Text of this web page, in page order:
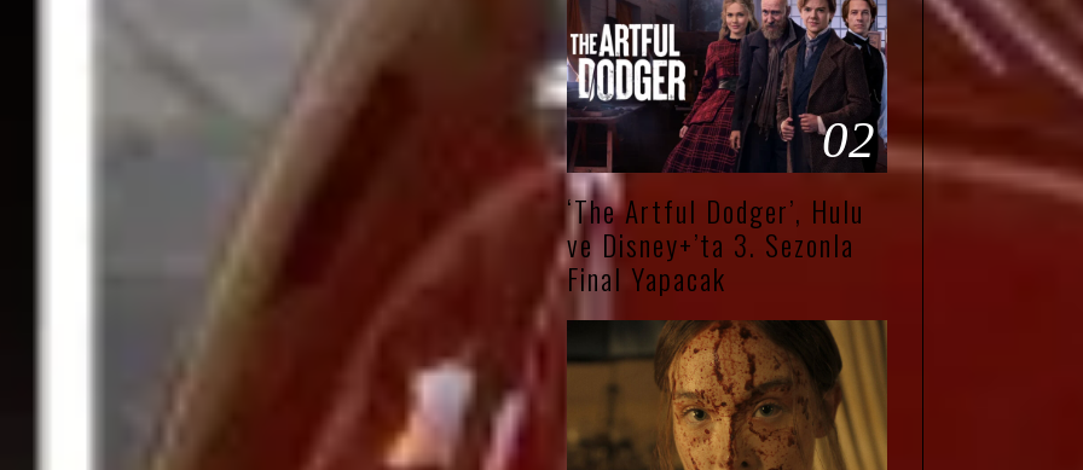
02
‘The Artful Dodger’, Hulu
ve Disney+’ta 3. Sezonla
Final Yapacak